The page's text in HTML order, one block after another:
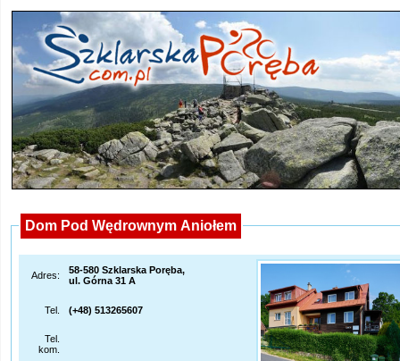
Dom Pod Wędrownym Aniołem
Adres:
58-580 Szklarska Poręba,
ul. Górna 31 A
Tel. (+48) 513265607
Tel.
kom.